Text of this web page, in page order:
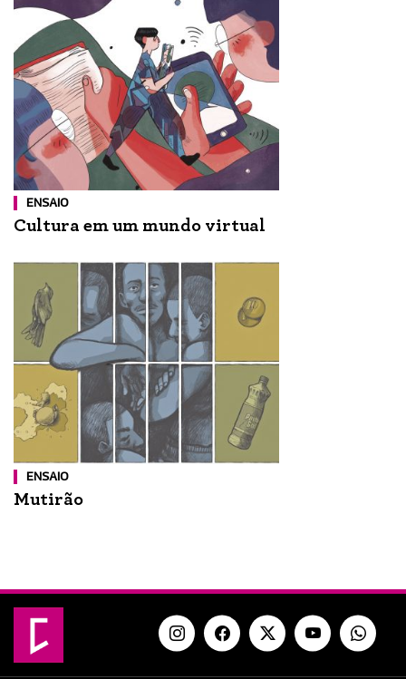
ENSAIO
Cultura em um mundo virtual
ENSAIO
Mutirão